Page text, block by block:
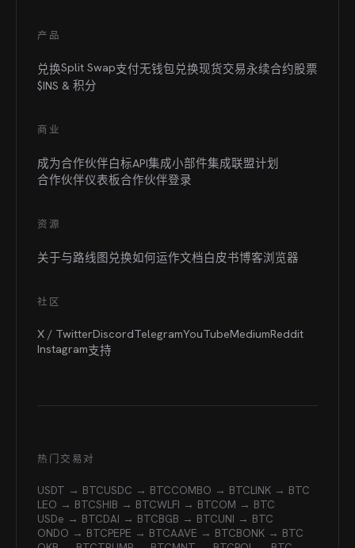
产品
兑换Split Swap支付无钱包兑换现货交易永续合约股票
$INS & 积分
商业
成为合作伙伴白标API集成小部件集成联盟计划
合作伙伴仪表板合作伙伴登录
资源
关于与路线图兑换如何运作文档白皮书博客浏览器
社区
X / TwitterDiscordTelegramYouTubeMediumReddit
Instagram支持
热门交易对
USDT → BTCUSDC → BTCCOMBO → BTCLINK → BTC
LEO → BTCSHIB → BTCWLFI → BTCOM → BTC
USDe → BTCDAI → BTCBGB → BTCUNI → BTC
ONDO → BTCPEPE → BTCAAVE → BTCBONK → BTC